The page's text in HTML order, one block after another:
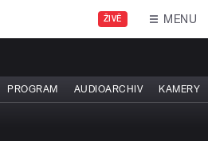
ŽIVĚ MENU
PROGRAM AUDIOARCHIV KAMERY